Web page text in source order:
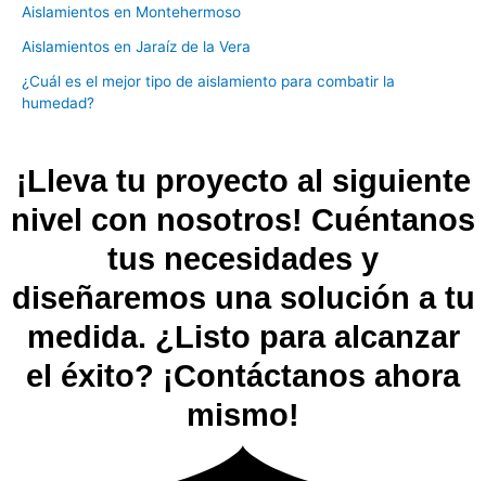
Aislamientos en Montehermoso
Aislamientos en Jaraíz de la Vera
¿Cuál es el mejor tipo de aislamiento para combatir la
humedad?
¡Lleva tu proyecto al siguiente
nivel con nosotros! Cuéntanos
tus necesidades y
diseñaremos una solución a tu
medida. ¿Listo para alcanzar
el éxito? ¡Contáctanos ahora
mismo!